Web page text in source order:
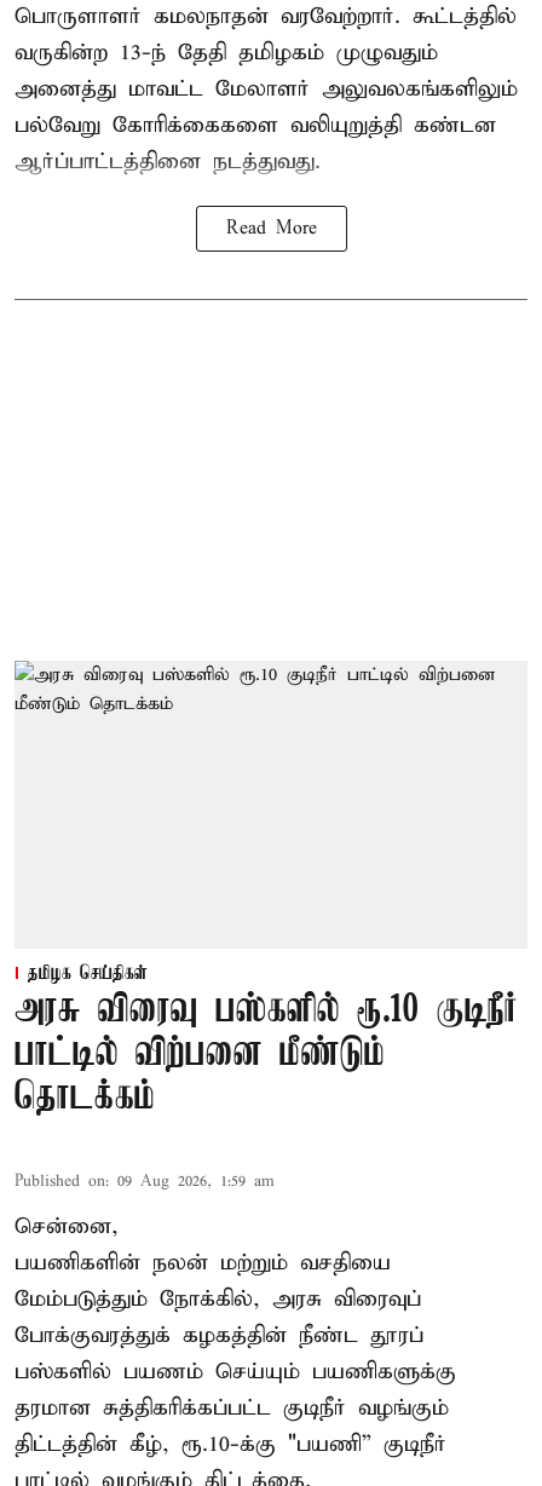
பொருளாளர் கமலநாதன் வரவேற்றார். கூட்டத்தில்
வருகின்ற 13-ந் தேதி தமிழகம் முழுவதும்
அனைத்து மாவட்ட மேலாளர் அலுவலகங்களிலும்
பல்வேறு கோரிக்கைகளை வலியுறுத்தி கண்டன
ஆர்ப்பாட்டத்தினை நடத்துவது.
Read More
தமிழக செய்திகள்
அரசு விரைவு பஸ்களில் ரூ.10 குடிநீர்
பாட்டில் விற்பனை மீண்டும்
தொடக்கம்
Published on: 09 Aug 2026, 1:59 am
சென்னை,
பயணிகளின் நலன் மற்றும் வசதியை
மேம்படுத்தும் நோக்கில், அரசு விரைவுப்
போக்குவரத்துக் கழகத்தின் நீண்ட தூரப்
பஸ்களில் பயணம் செய்யும் பயணிகளுக்கு
தரமான சுத்திகரிக்கப்பட்ட குடிநீர் வழங்கும்
திட்டத்தின் கீழ், ரூ.10-க்கு "பயணி” குடிநீர்